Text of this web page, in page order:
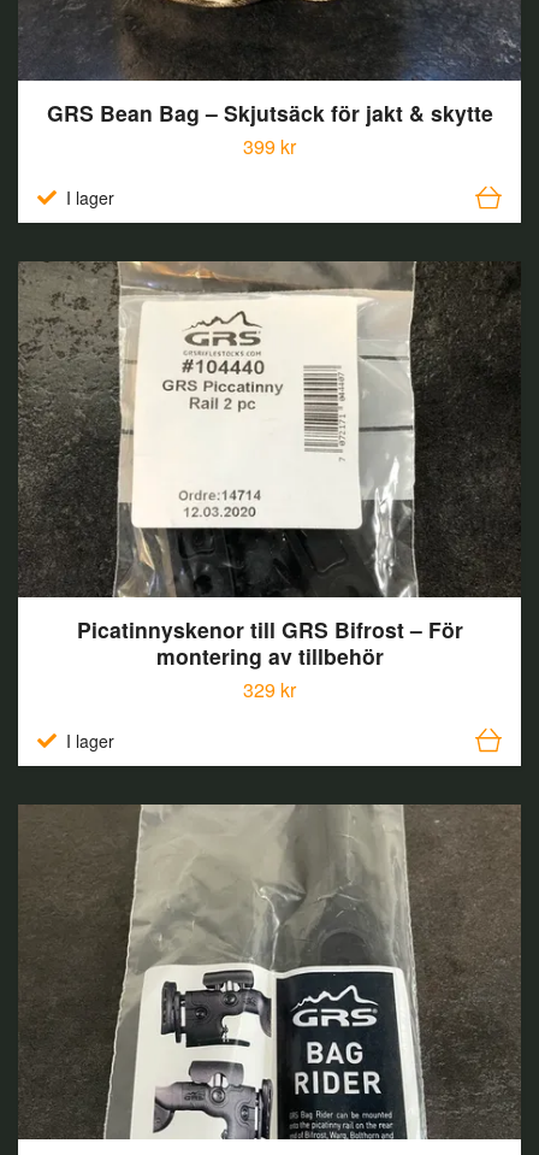
GRS Bean Bag – Skjutsäck för jakt & skytte
399 kr
I lager
Picatinnyskenor till GRS Bifrost – För
montering av tillbehör
329 kr
I lager